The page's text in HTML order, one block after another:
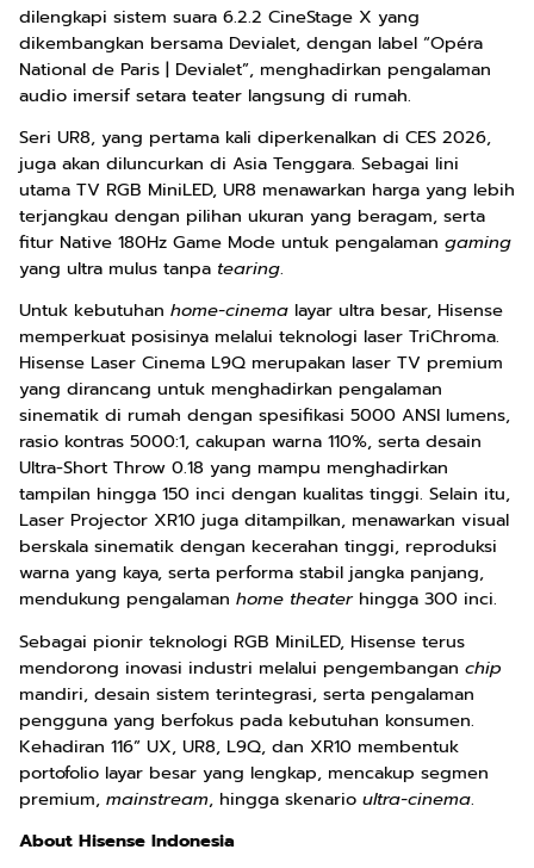
dilengkapi sistem suara 6.2.2 CineStage X yang
dikembangkan bersama Devialet, dengan label “Opéra
National de Paris | Devialet”, menghadirkan pengalaman
audio imersif setara teater langsung di rumah.
Seri UR8, yang pertama kali diperkenalkan di CES 2026,
juga akan diluncurkan di Asia Tenggara. Sebagai lini
utama TV RGB MiniLED, UR8 menawarkan harga yang lebih
terjangkau dengan pilihan ukuran yang beragam, serta
fitur Native 180Hz Game Mode untuk pengalaman gaming
yang ultra mulus tanpa tearing.
Untuk kebutuhan home-cinema layar ultra besar, Hisense
memperkuat posisinya melalui teknologi laser TriChroma.
Hisense Laser Cinema L9Q merupakan laser TV premium
yang dirancang untuk menghadirkan pengalaman
sinematik di rumah dengan spesifikasi 5000 ANSI lumens,
rasio kontras 5000:1, cakupan warna 110%, serta desain
Ultra-Short Throw 0.18 yang mampu menghadirkan
tampilan hingga 150 inci dengan kualitas tinggi. Selain itu,
Laser Projector XR10 juga ditampilkan, menawarkan visual
berskala sinematik dengan kecerahan tinggi, reproduksi
warna yang kaya, serta performa stabil jangka panjang,
mendukung pengalaman home theaterhingga 300 inci.
Sebagai pionir teknologi RGB MiniLED, Hisense terus
mendorong inovasi industri melalui pengembangan chip
mandiri, desain sistem terintegrasi, serta pengalaman
pengguna yang berfokus pada kebutuhan konsumen.
Kehadiran 116” UX, UR8, L9Q, dan XR10 membentuk
portofolio layar besar yang lengkap, mencakup segmen
premium, mainstream, hingga skenario ultra-cinema.
About Hisense Indonesia